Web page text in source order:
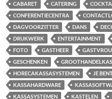
CABARET
CATERING
CONFERENTIECENTRA
DAGVOORZITTER
DANS
DRUKWERK
ENTERTAINMENT
FOTO
GASTHEER
GESCHENKEN
HORECAKASSASYSTEMEN
JE
KASSAHARDWARE
KASSASYSTEMEN
KASTELEN